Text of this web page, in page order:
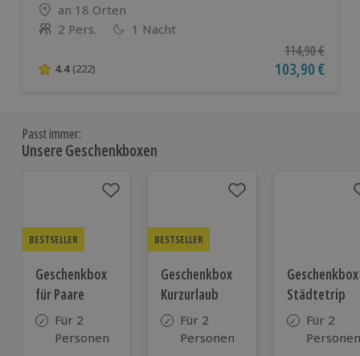
Standort
an 18 Orten
Anzahl der Teilnehmer
2 Pers. 1 Nacht
4.4 von 5 Sternen basierend auf 222 Bewertungen
4.4 (222)
Ursprünglicher
114,90 €
Aktueller Preis
103,90 €
Passt immer:
Unsere Geschenkboxen
BESTSELLER
Geschenkbox
für Paare
Für 2
Personen
BESTSELLER
Geschenkbox
Kurzurlaub
Für 2
Personen
Geschenkbox
Städtetrip
Für 2
Personen